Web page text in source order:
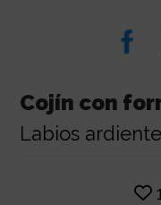
Cojín con
Labios